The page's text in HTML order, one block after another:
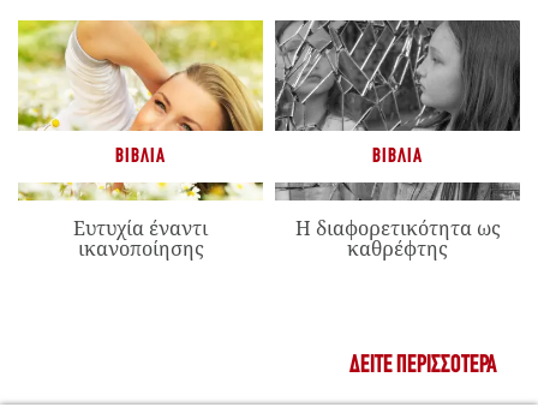
ΒΙΒΛΊΑ
Ευτυχία έναντι
ικανοποίησης
ΒΙΒΛΊΑ
Η διαφορετικότητα ως
καθρέφτης
ΔΕΊΤΕ ΠΕΡΙΣΣΌΤΕΡΑ